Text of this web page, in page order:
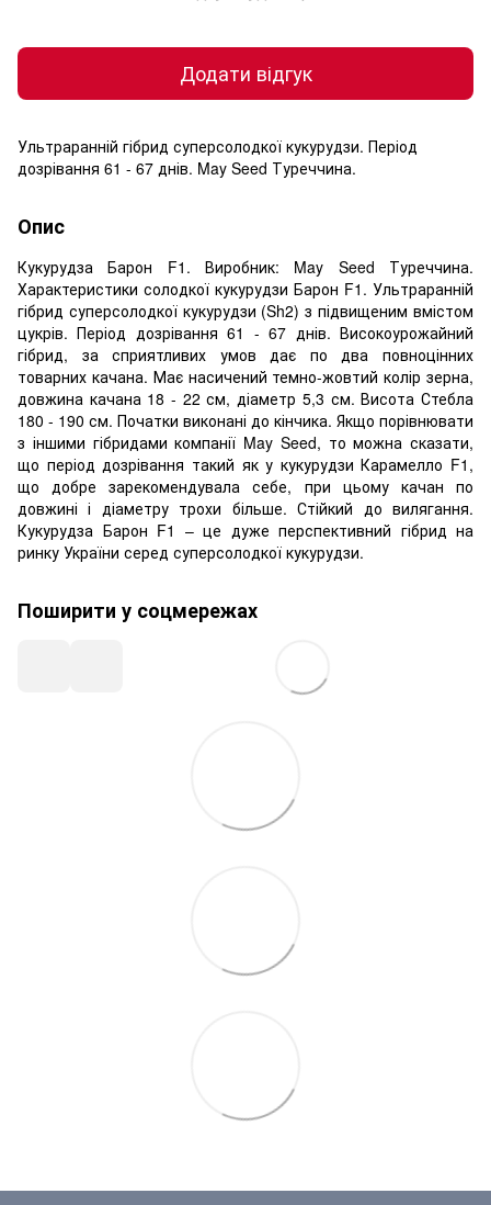
Додати відгук
Ультраранній гібрид суперсолодкої кукурудзи. Період
дозрівання 61 - 67 днів. May Seed Туреччина.
Опис
Кукурудза Барон F1. Виробник: May Seed Туреччина.
Характеристики солодкої кукурудзи Барон F1. Ультраранній
гібрид суперсолодкої кукурудзи (Sh2) з підвищеним вмістом
цукрів. Період дозрівання 61 - 67 днів. Високоурожайний
гібрид, за сприятливих умов дає по два повноцінних
товарних качана. Має насичений темно-жовтий колір зерна,
довжина качана 18 - 22 см, діаметр 5,3 см. Висота Стебла
180 - 190 см. Початки виконані до кінчика. Якщо порівнювати
з іншими гібридами компанії May Seed, то можна сказати,
що період дозрівання такий як у кукурудзи Карамелло F1,
що добре зарекомендувала себе, при цьому качан по
довжині і діаметру трохи більше. Стійкий до вилягання.
Кукурудза Барон F1 – це дуже перспективний гібрид на
ринку України серед суперсолодкої кукурудзи.
Поширити у соцмережах